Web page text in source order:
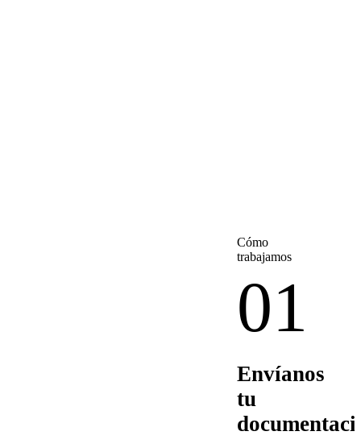
Cómo
trabajamos
01
Envíanos
tu